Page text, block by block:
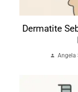
Dermatite
Angela